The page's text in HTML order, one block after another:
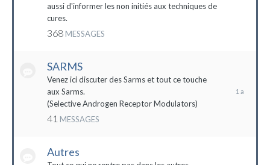
aussi d'informer les non initiés aux techniques de
cures.
368 MESSAGES
SARMS
Venez ici discuter des Sarms et tout ce touche
aux Sarms.
(Selective Androgen Receptor Modulators)
41 MESSAGES
2022
Autres